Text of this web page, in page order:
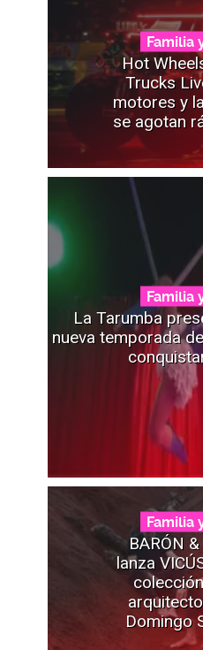
Familia
Hot
Trucks
motores y
se agotan
Familia
La Tarumba
nueva temporada
Familia
BARÓN
lanza
Domingo